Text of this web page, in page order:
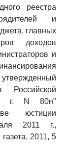
реестра
и
главных
доходов
и
Российской
г. N 80н"
юстиции
2011 г.,
2011, 5